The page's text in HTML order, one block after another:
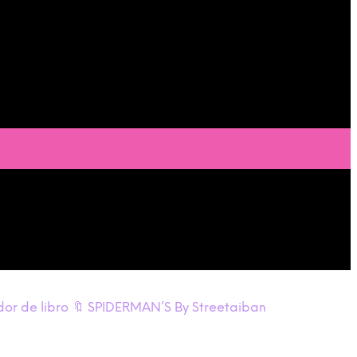
de libro 🔖 SPIDERMAN’S By Streetaiban